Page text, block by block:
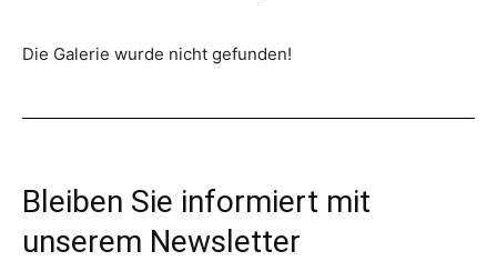
Die Galerie wurde nicht gefunden!
Bleiben Sie informiert mit
unserem Newsletter